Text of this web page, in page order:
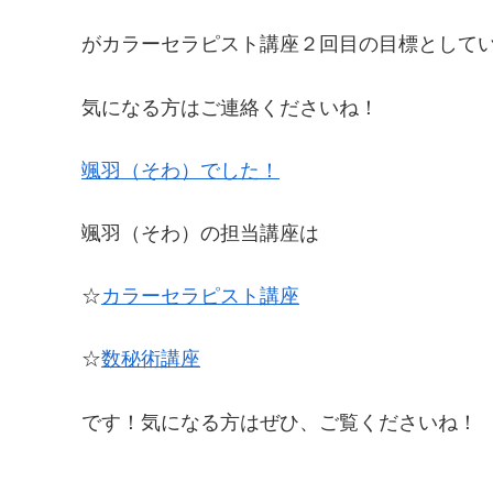
がカラーセラピスト講座２回目の目標として
気になる方はご連絡くださいね！
颯羽（そわ）でした！
颯羽（そわ）の担当講座は
☆カラーセラピスト講座
☆数秘術講座
です！気になる方はぜひ、ご覧くださいね！